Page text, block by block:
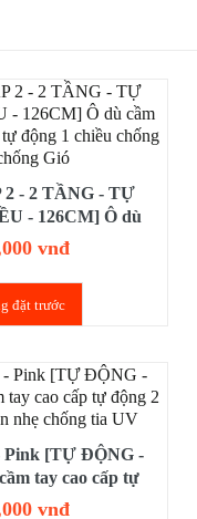
2 - 2 TẦNG - TỰ
- 126CM] Ô dù
gập 2 tự động 1
Uv, chống Gió
vnđ
đặt trước
Pink [TỰ ĐỘNG -
tay cao cấp tự
3 gọn nhẹ chống
vnđ